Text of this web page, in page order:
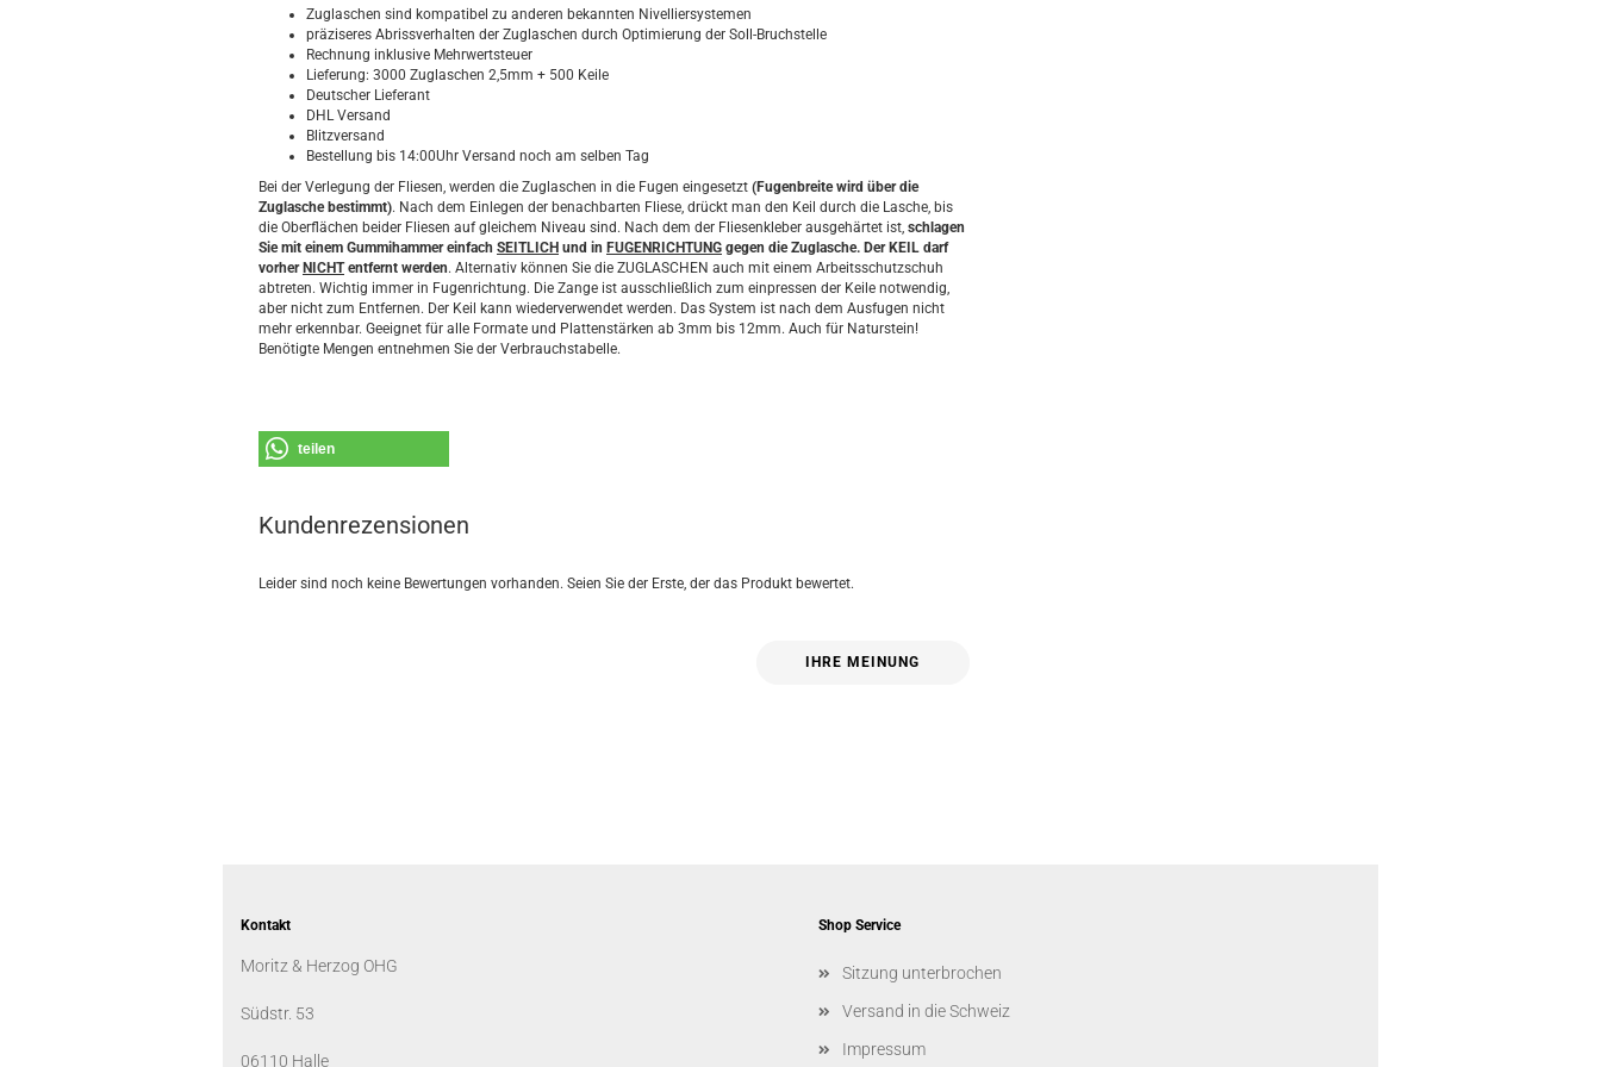
Zuglaschen sind kompatibel zu anderen bekannten Nivelliersystemen
präziseres Abrissverhalten der Zuglaschen durch Optimierung der Soll-Bruchstelle
Rechnung inklusive Mehrwertsteuer
Lieferung: 3000 Zuglaschen 2,5mm + 500 Keile
Deutscher Lieferant
DHL Versand
Blitzversand
Bestellung bis 14:00Uhr Versand noch am selben Tag
Bei der Verlegung der Fliesen, werden die Zuglaschen in die Fugen eingesetzt (Fugenbreite wird über die
Zuglasche bestimmt). Nach dem Einlegen der benachbarten Fliese, drückt man den Keil durch die Lasche, bis
die Oberflächen beider Fliesen auf gleichem Niveau sind. Nach dem der Fliesenkleber ausgehärtet ist, schlagen
Sie mit einem Gummihammer einfach SEITLICH und in FUGENRICHTUNG gegen die Zuglasche. Der KEIL darf
vorher NICHTentfernt werden. Alternativ können Sie die ZUGLASCHEN auch mit einem Arbeitsschutzschuh
abtreten. Wichtig immer in Fugenrichtung. Die Zange ist ausschließlich zum einpressen der Keile notwendig,
aber nicht zum Entfernen. Der Keil kann wiederverwendet werden. Das System ist nach dem Ausfugen nicht
mehr erkennbar. Geeignet für alle Formate und Plattenstärken ab 3mm bis 12mm. Auch für Naturstein!
Benötigte Mengen entnehmen Sie der Verbrauchstabelle.
teilen
Kundenrezensionen
Leider sind noch keine Bewertungen vorhanden. Seien Sie der Erste, der das Produkt bewertet.
IHRE MEINUNG
Kontakt
Moritz & Herzog OHG
Südstr. 53
06110 Halle
Shop Service
Sitzung unterbrochen
Versand in die Schweiz
Impressum